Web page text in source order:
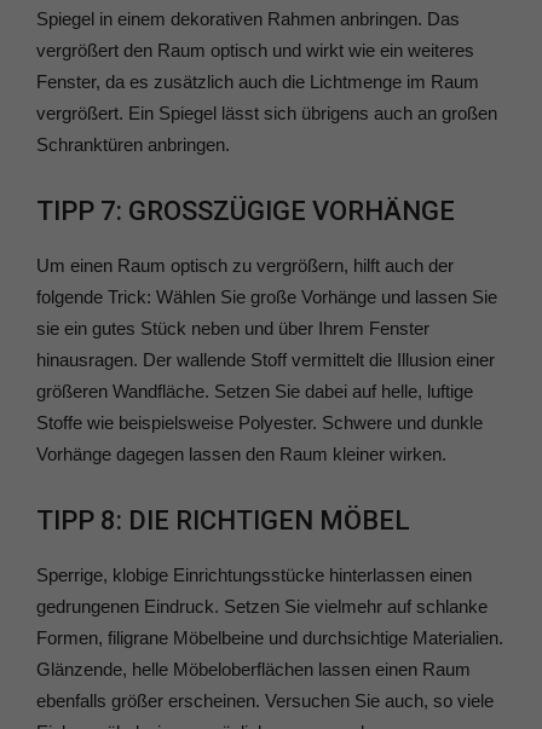
Spiegel in einem dekorativen Rahmen anbringen. Das
vergrößert den Raum optisch und wirkt wie ein weiteres
Fenster, da es zusätzlich auch die Lichtmenge im Raum
vergrößert. Ein Spiegel lässt sich übrigens auch an großen
Schranktüren anbringen.
TIPP 7: GROSSZÜGIGE VORHÄNGE
Um einen Raum optisch zu vergrößern, hilft auch der
folgende Trick: Wählen Sie große Vorhänge und lassen Sie
sie ein gutes Stück neben und über Ihrem Fenster
hinausragen. Der wallende Stoff vermittelt die Illusion einer
größeren Wandfläche. Setzen Sie dabei auf helle, luftige
Stoffe wie beispielsweise Polyester. Schwere und dunkle
Vorhänge dagegen lassen den Raum kleiner wirken.
TIPP 8: DIE RICHTIGEN MÖBEL
Sperrige, klobige Einrichtungsstücke hinterlassen einen
gedrungenen Eindruck. Setzen Sie vielmehr auf schlanke
Formen, filigrane Möbelbeine und durchsichtige Materialien.
Glänzende, helle Möbeloberflächen lassen einen Raum
ebenfalls größer erscheinen. Versuchen Sie auch, so viele